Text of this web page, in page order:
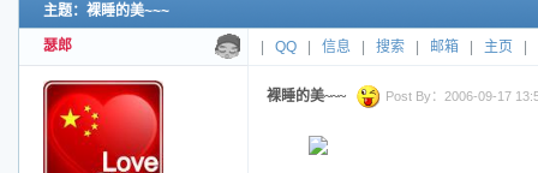
新的主题
投票帖
交易帖
小字报
主题：裸睡的美~~~
瑟郎 QQ 信息 搜索 邮箱 主页
裸睡的美~~~ Post By：2006-09-17